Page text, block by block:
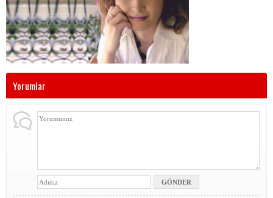
Yorumlar